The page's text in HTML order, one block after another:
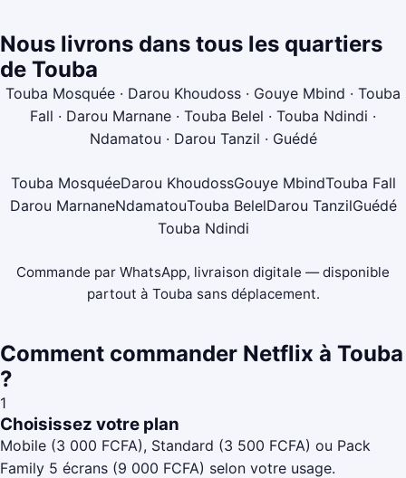
Nous livrons dans tous les quartiers
de Touba
Touba Mosquée · Darou Khoudoss · Gouye Mbind · Touba
Fall · Darou Marnane · Touba Belel · Touba Ndindi ·
Ndamatou · Darou Tanzil · Guédé
Touba MosquéeDarou KhoudossGouye MbindTouba Fall
Darou MarnaneNdamatouTouba BelelDarou TanzilGuédé
Touba Ndindi
Commande par WhatsApp, livraison digitale — disponible
partout à Touba sans déplacement.
Comment commander Netflix à Touba
?
1
Choisissez votre plan
Mobile (3 000 FCFA), Standard (3 500 FCFA) ou Pack
Family 5 écrans (9 000 FCFA) selon votre usage.